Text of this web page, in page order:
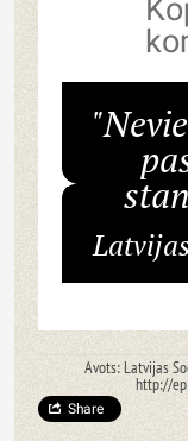
Avots: Latvijas
http://
Share